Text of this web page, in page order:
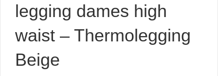
legging dames high
waist – Thermolegging
Beige